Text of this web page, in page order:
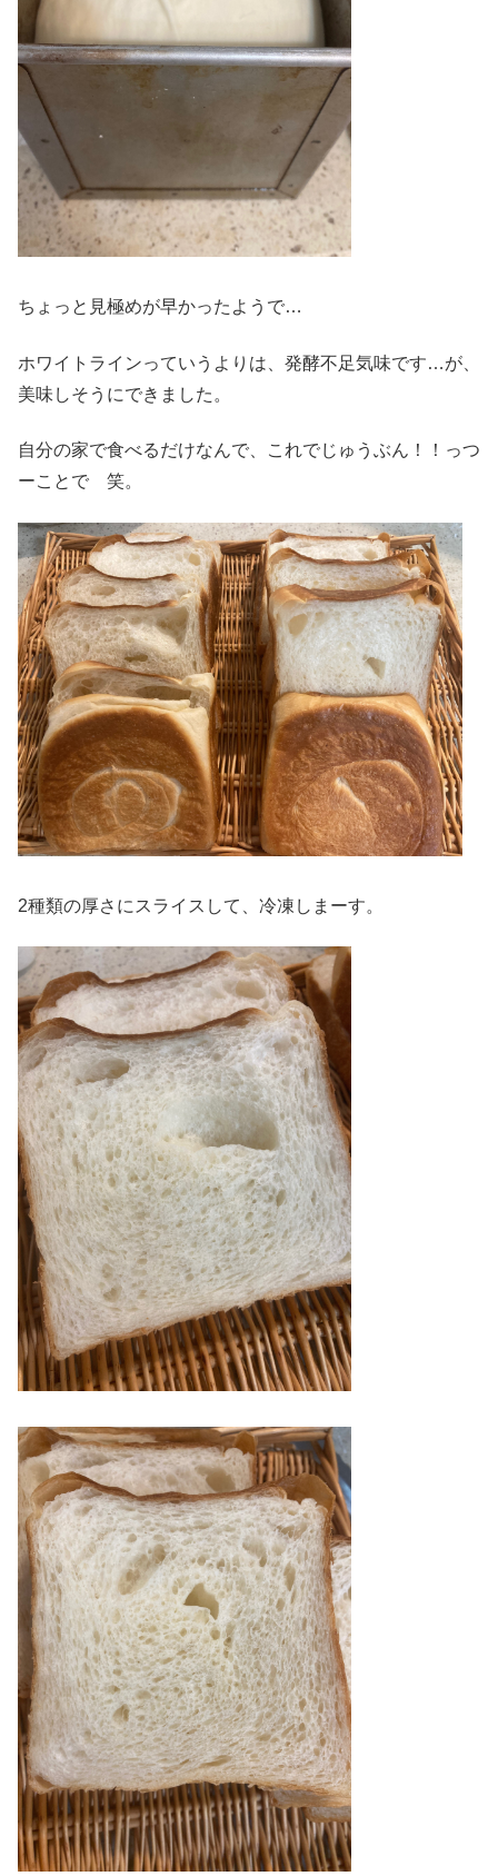
ちょっと見極めが早かったようで…
ホワイトラインっていうよりは、発酵不足気味です…が、
美味しそうにできました。
自分の家で食べるだけなんで、これでじゅうぶん！！っつ
ーことで 笑。
2種類の厚さにスライスして、冷凍しまーす。